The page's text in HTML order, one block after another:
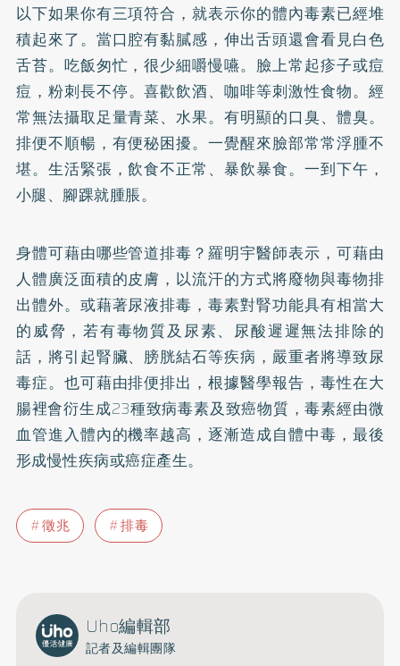
以下如果你有三項符合，就表示你的體內毒素已經堆
積起來了。當口腔有黏膩感，伸出舌頭還會看見白色
舌苔。吃飯匆忙，很少細嚼慢嚥。臉上常起疹子或痘
痘 ，粉刺長不停。喜歡飲酒、咖啡等刺激性食物。經
常無法攝取足量青菜、水果。有明顯的口臭、體臭。
排便不順暢，有便秘困擾。一覺醒來臉部常常浮腫不
堪。生活緊張，飲食不正常、暴飲暴食。一到下午，
小腿、腳踝就腫脹。
身體可藉由哪些管道排毒？羅明宇醫師表示，可藉由
人體廣泛面積的皮膚，以流汗的方式將廢物與毒物排
出體外。或藉著尿液排毒，毒素對腎功能具有相當大
的威脅，若有毒物質及尿素、尿酸遲遲無法排除的
話，將引起腎臟、膀胱結石等疾病，嚴重者將導致尿
毒症。也可藉由排便排出，根據醫學報告，毒性在大
腸裡會衍生成23種致病毒素及致癌物質，毒素經由微
血管進入體內的機率越高，逐漸造成自體中毒，最後
形成慢性疾病或癌症產生。
徵兆 排毒
Uho編輯部
記者及編輯團隊